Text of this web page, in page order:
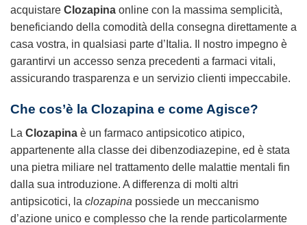
acquistare Clozapina online con la massima semplicità,
beneficiando della comodità della consegna direttamente a
casa vostra, in qualsiasi parte d’Italia. Il nostro impegno è
garantirvi un accesso senza precedenti a farmaci vitali,
assicurando trasparenza e un servizio clienti impeccabile.
Che cos’è la Clozapina e come Agisce?
La Clozapina è un farmaco antipsicotico atipico,
appartenente alla classe dei dibenzodiazepine, ed è stata
una pietra miliare nel trattamento delle malattie mentali fin
dalla sua introduzione. A differenza di molti altri
antipsicotici, la clozapina possiede un meccanismo
d’azione unico e complesso che la rende particolarmente